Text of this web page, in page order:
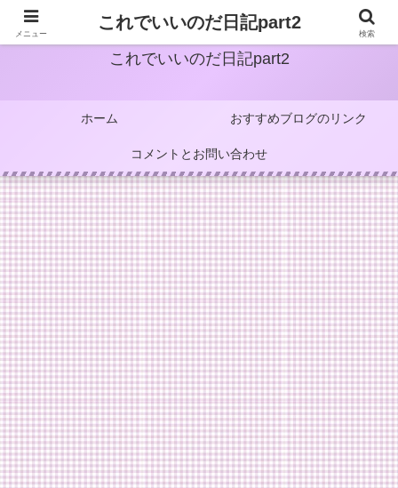
これでいいのだ日記part2
ホーム おすすめブログのリンク
コメントとお問い合わせ
メニュー
これでいいのだ日記part2
検索